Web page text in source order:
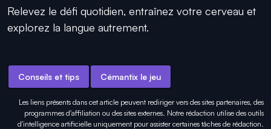
Relevez le défi quotidien, entraînez votre cerveau et
explorez la langue autrement.
Conseils et tips Cémantix le jeu
Les liens présents dans cet article peuvent rediriger vers des sites partenaires, des
programmes d'affiliation ou des sites externes. Notre rédaction utilise des outils
d'intelligence artificielle uniquement pourassister certaines tâches de rédaction.